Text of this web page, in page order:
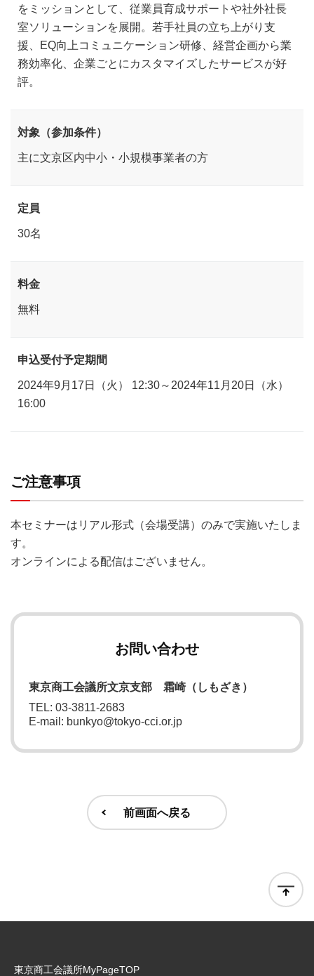
をミッションとして、従業員育成サポートや社外社長
室ソリューションを展開。若手社員の立ち上がり支
援、EQ向上コミュニケーション研修、経営企画から業
務効率化、企業ごとにカスタマイズしたサービスが好
評。
対象（参加条件）
主に文京区内中小・小規模事業者の方
定員
30名
料金
無料
申込受付予定期間
2024年9月17日（火） 12:30～2024年11月20日（水）
16:00
ご注意事項
本セミナーはリアル形式（会場受講）のみで実施いたしま
す。
オンラインによる配信はございません。
お問い合わせ
東京商工会議所文京支部 霜崎（しもざき）
TEL: 03-3811-2683
E-mail: bunkyo@tokyo-cci.or.jp
前画面へ戻る
東京商工会議所MyPageTOP